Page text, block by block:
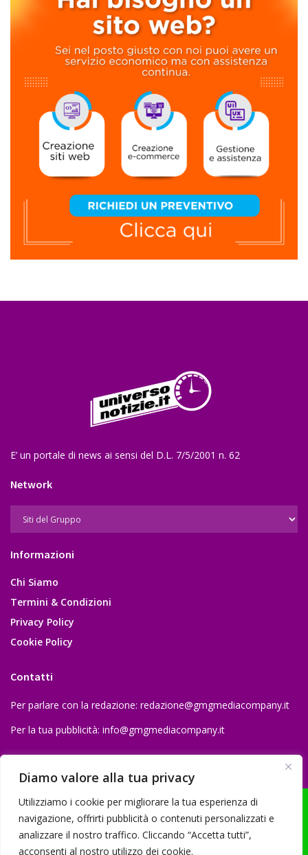
Diamo valore alla tua privacy
Utilizziamo i cookie per migliorare la tua esperienza di
navigazione, offrirti pubblicità o contenuti personalizzati e
analizzare il nostro traffico. Cliccando “Accetta tutti”,
acconsenti al nostro utilizzo dei cookie.
E’ un portale di news ai sensi del D.L. 7/5/2001 n. 62
Network
Informazioni
Chi Siamo
Termini & Condizioni
Privacy Policy
Cookie Policy
Contatti
Per parlare con la redazione: redazione@gmgmediacompany.it
Per la tua pubblicità: info@gmgmediacompany.it